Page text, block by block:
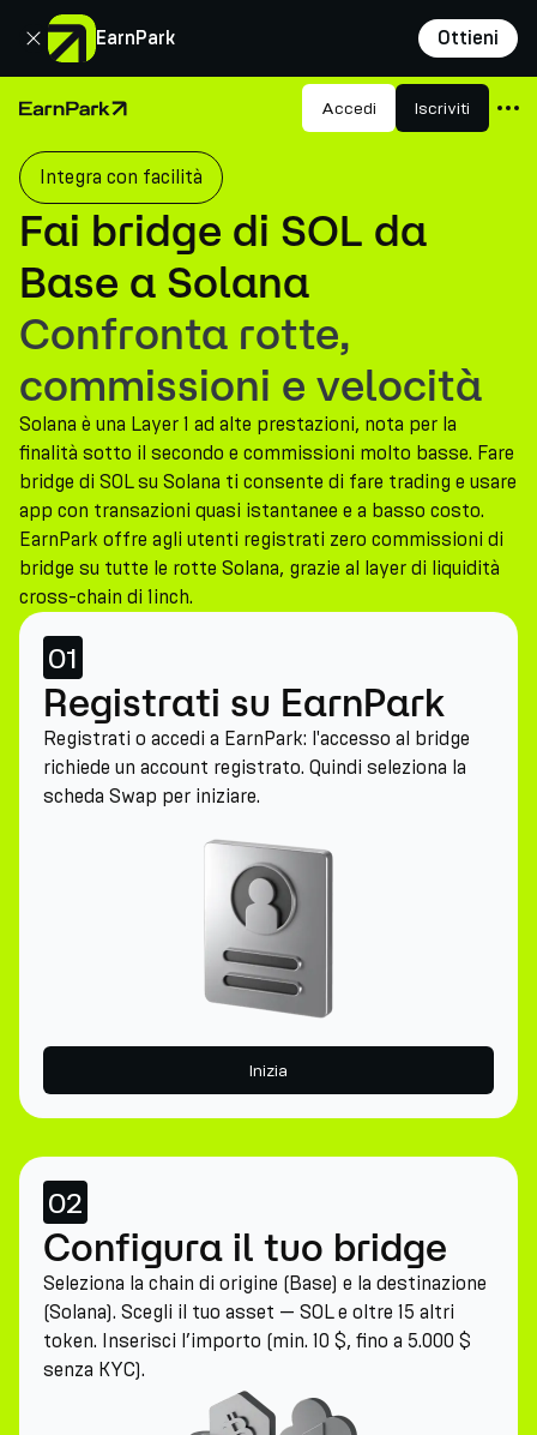
EarnPark Ottieni
Chiudi
Pagina principale Accedi Iscriviti
Prodotti
Mercati
Calcolatori
PARK Token
Risorse
Azienda
Integra con facilità
Fai bridge di SOL da
Base a Solana
Confronta rotte,
commissioni e velocità
Solana è una Layer 1 ad alte prestazioni, nota per la
finalità sotto il secondo e commissioni molto basse. Fare
bridge di SOL su Solana ti consente di fare trading e usare
app con transazioni quasi istantanee e a basso costo.
EarnPark offre agli utenti registrati zero commissioni di
bridge su tutte le rotte Solana, grazie al layer di liquidità
cross-chain di 1inch.
01
Registrati su EarnPark
Registrati o accedi a EarnPark: l'accesso al bridge
richiede un account registrato. Quindi seleziona la
scheda Swap per iniziare.
Inizia
02
Configura il tuo bridge
Seleziona la chain di origine (Base) e la destinazione
(Solana). Scegli il tuo asset — SOL e oltre 15 altri
token. Inserisci l’importo (min. 10 $, fino a 5.000 $
senza KYC).